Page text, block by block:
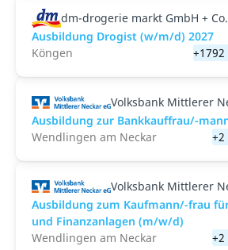
dm-drogerie markt GmbH +
Ausbildung Drogist (w/m/d) 2027
Köngen
Volksbank Mittlerer
Ausbildung zur Bankkauffrau/-
Wendlingen am Neckar
Volksbank Mittlerer
Ausbildung zum Kaufmann/-frau
und Finanzanlagen (m/w/d)
Wendlingen am Neckar